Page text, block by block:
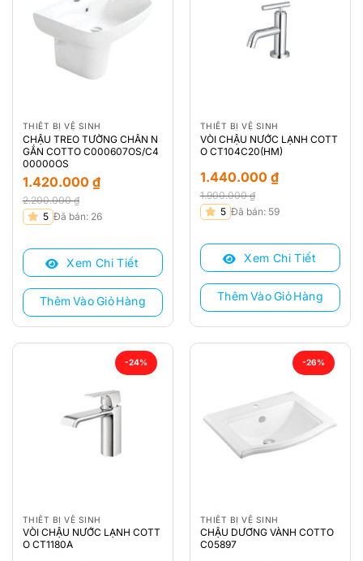
THIẾT BỊ VỆ SINH
CHẬU TREO TƯỜNG CHÂN N
GẮN COTTO C000607OS/C4
00000OS
2.200.000₫
Giá
là:
2.200.000 ₫.
1.420.000 ₫
Giá
tại
1.420.000 ₫.
5 Đã bán: 26
Xem Chi Tiết
Thêm Vào Giỏ Hàng
THIẾT BỊ VỆ SINH
VÒI CHẬU NƯỚC LẠNH COTT
O CT104C20(HM)
1.900.000₫
Giá
là:
1.900.000 ₫.
1.440.000 ₫
Giá
tại
1.440.000 ₫.
5 Đã bán: 59
Xem Chi Tiết
Thêm Vào Giỏ Hàng
-24%
THIẾT BỊ VỆ SINH
VÒI CHẬU NƯỚC LẠNH COTT
O CT1180A
-26%
THIẾT BỊ VỆ SINH
CHẬU DƯƠNG VÀNH COTTO
C05897